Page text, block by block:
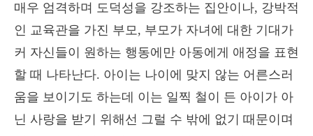
매우 엄격하며 도덕성을 강조하는 집안이나, 강박적
인 교육관을 가진 부모, 부모가 자녀에 대한 기대가
커 자신들이 원하는 행동에만 아동에게 애정을 표현
할 때 나타난다. 아이는 나이에 맞지 않는 어른스러
움을 보이기도 하는데 이는 일찍 철이 든 아이가 아
닌 사랑을 받기 위해선 그럴 수 밖에 없기 때문이며